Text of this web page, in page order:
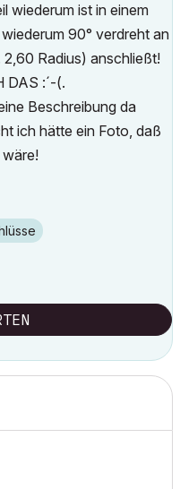
wiederum ist in einem
90° verdreht an
Radius) anschließt!
DAS :´-(.
Beschreibung da
ich hätte ein Foto, daß